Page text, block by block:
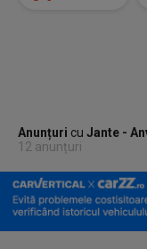
Anunțuri cuJante -
12 anunțuri